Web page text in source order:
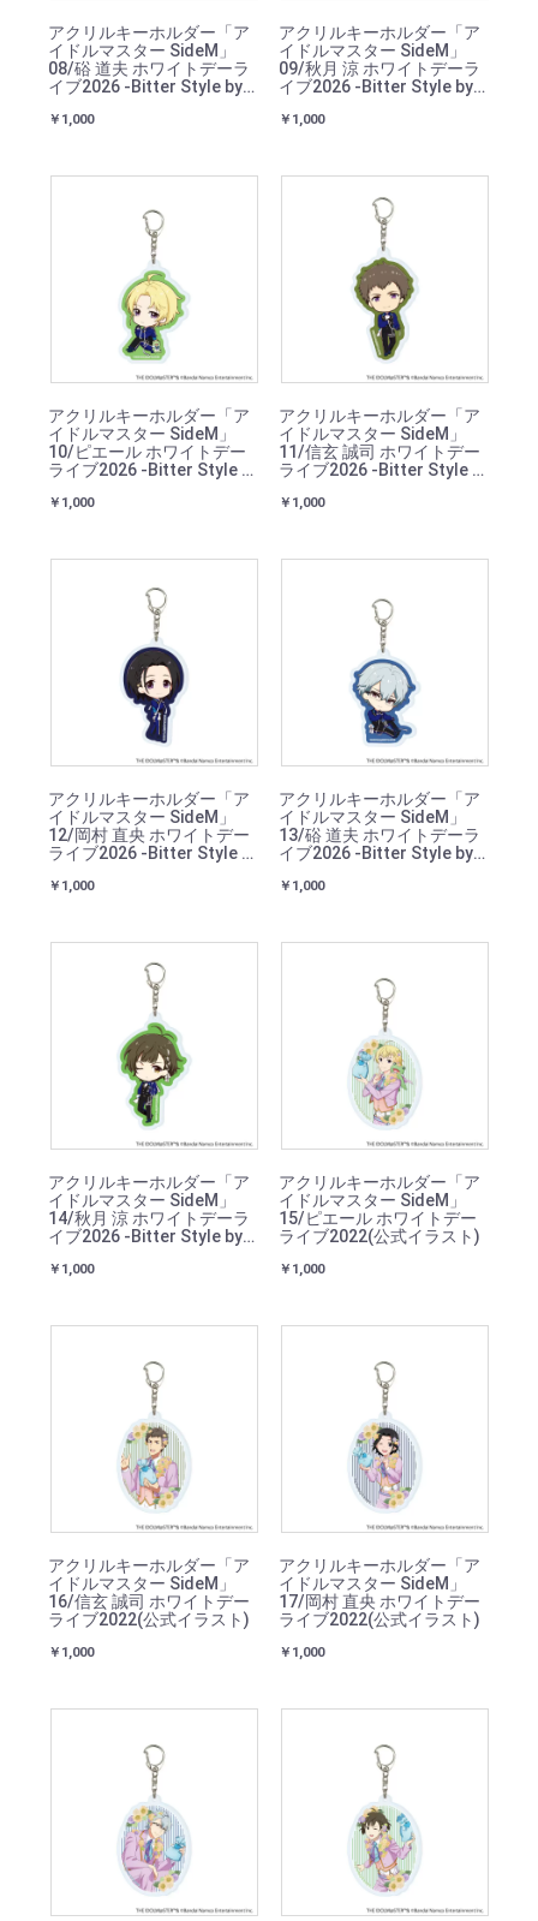
アクリルキーホルダー「ア
イドルマスター SideM」
08/硲 道夫 ホワイトデーラ
イブ2026 -Bitter Style by
￥1,000
アクリルキーホルダー「ア
イドルマスター SideM」
09/秋月 涼 ホワイトデーラ
イブ2026 -Bitter Style by
￥1,000
アクリルキーホルダー「ア
イドルマスター SideM」
10/ピエール ホワイトデー
ライブ2026 -Bitter Style by
￥1,000
アクリルキーホルダー「ア
イドルマスター SideM」
11/信玄 誠司 ホワイトデー
ライブ2026 -Bitter Style by
￥1,000
アクリルキーホルダー「ア
イドルマスター SideM」
12/岡村 直央 ホワイトデー
ライブ2026 -Bitter Style by
￥1,000
アクリルキーホルダー「ア
イドルマスター SideM」
13/硲 道夫 ホワイトデーラ
イブ2026 -Bitter Style by
￥1,000
アクリルキーホルダー「ア
イドルマスター SideM」
14/秋月 涼 ホワイトデーラ
イブ2026 -Bitter Style by
￥1,000
アクリルキーホルダー「ア
イドルマスター SideM」
15/ピエール ホワイトデー
ライブ2022(公式イラスト)
￥1,000
アクリルキーホルダー「ア
イドルマスター SideM」
16/信玄 誠司 ホワイトデー
ライブ2022(公式イラスト)
￥1,000
アクリルキーホルダー「ア
イドルマスター SideM」
17/岡村 直央 ホワイトデー
ライブ2022(公式イラスト)
￥1,000